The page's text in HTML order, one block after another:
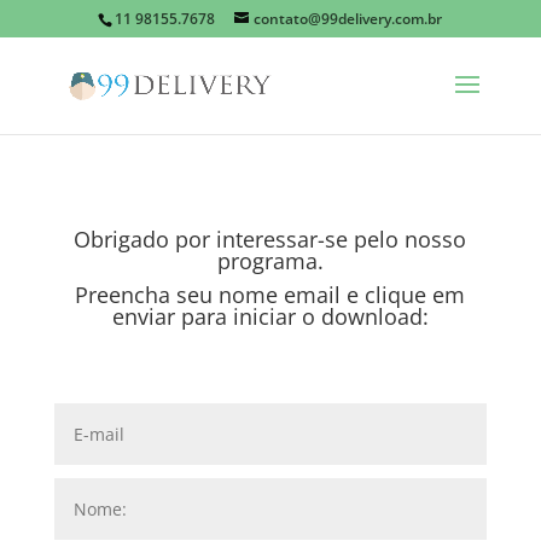
11 98155.7678 contato@99delivery.com.br
Obrigado por interessar-se pelo nosso
programa.
Preencha seu nome email e clique em
enviar para iniciar o download: